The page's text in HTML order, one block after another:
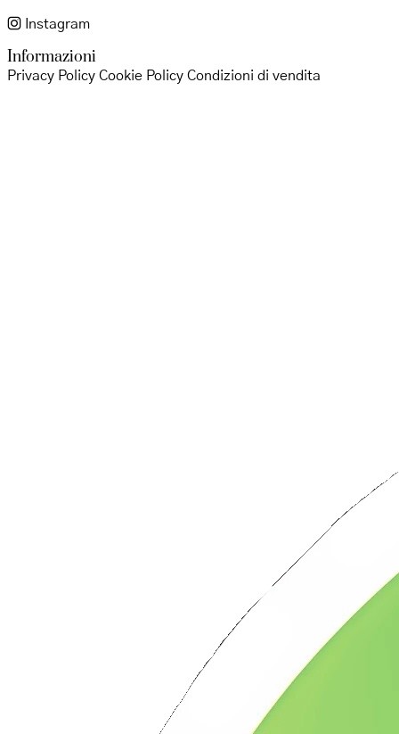
Instagram
Informazioni
Privacy Policy Cookie Policy Condizioni di vendita